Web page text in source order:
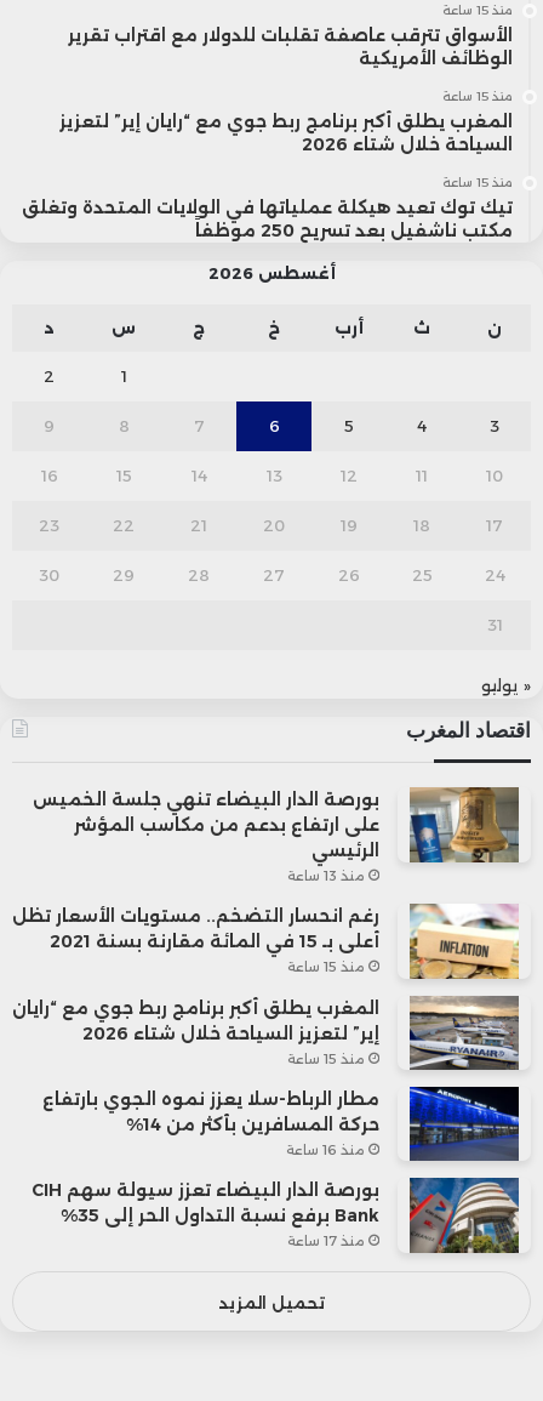
منذ 15 ساعة
الأسواق تترقب عاصفة تقلبات للدولار مع اقتراب تقرير
الوظائف الأمريكية
منذ 15 ساعة
المغرب يطلق أكبر برنامج ربط جوي مع “رايان إير” لتعزيز
السياحة خلال شتاء 2026
منذ 15 ساعة
تيك توك تعيد هيكلة عملياتها في الولايات المتحدة وتغلق
مكتب ناشفيل بعد تسريح 250 موظفاً
أغسطس 2026
ن ث أرب خ ج س د
1
2
3
4
5
6
7
8
9
10
11
12
13
14
15
16
17
18
19
20
21
22
23
24
25
26
27
28
29
30
31
« يوليو
اقتصاد المغرب
بورصة الدار البيضاء تنهي جلسة الخميس
على ارتفاع بدعم من مكاسب المؤشر
الرئيسي
منذ 13 ساعة
رغم انحسار التضخم.. مستويات الأسعار تظل
أعلى بـ 15 في المائة مقارنة بسنة 2021
منذ 15 ساعة
المغرب يطلق أكبر برنامج ربط جوي مع “رايان
إير” لتعزيز السياحة خلال شتاء 2026
منذ 15 ساعة
مطار الرباط-سلا يعزز نموه الجوي بارتفاع
حركة المسافرين بأكثر من 14%
منذ 16 ساعة
بورصة الدار البيضاء تعزز سيولة سهم CIH
Bank برفع نسبة التداول الحر إلى 35%
منذ 17 ساعة
تحميل المزيد